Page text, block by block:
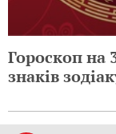
Гороскоп на
знаків